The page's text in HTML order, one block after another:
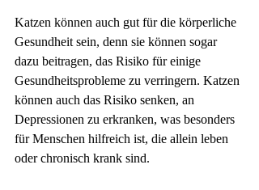
Katzen können auch gut für die körperliche
Gesundheit sein, denn sie können sogar
dazu beitragen, das Risiko für einige
Gesundheitsprobleme zu verringern. Katzen
können auch das Risiko senken, an
Depressionen zu erkranken, was besonders
für Menschen hilfreich ist, die allein leben
oder chronisch krank sind.